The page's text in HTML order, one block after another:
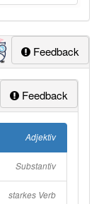
Feedback
Feedback
Adjektiv
Substantiv
starkes Verb